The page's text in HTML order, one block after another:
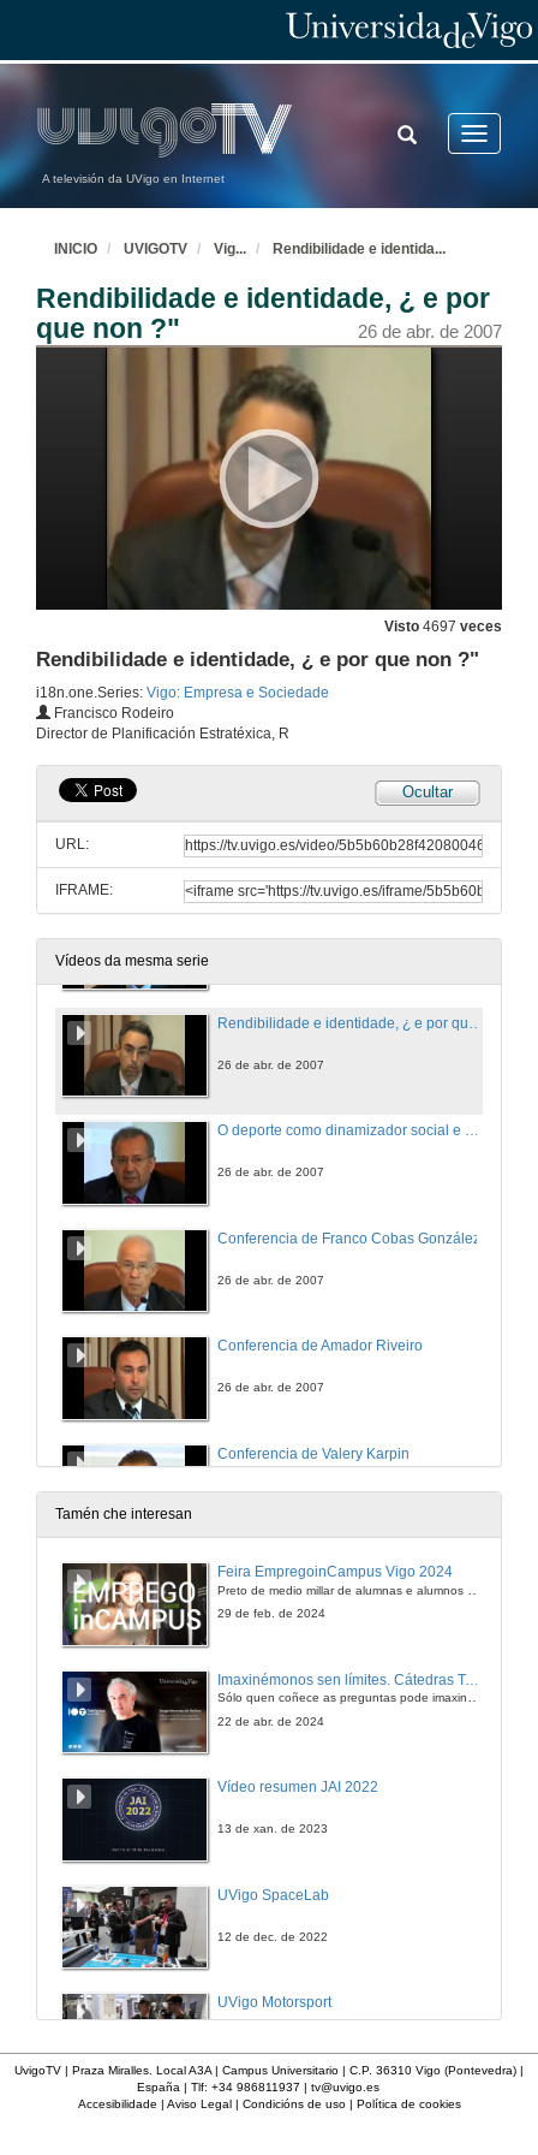
A televisión da UVigo en Internet
Toggle
TOGGLE
SEARCH
INICIO UVIGOTV Vig... Rendibilidade e identida...
Rendibilidade e identidade, ¿ e por
que non ?"
26 de abr. de 2007
Visto 4697 veces
Rendibilidade e identidade, ¿ e por que non ?"
i18n.one.Series: Vigo: Empresa e Sociedade
Francisco Rodeiro
Director de Planificación Estratéxica, R
Ocultar
URL:
IFRAME:
Vídeos da mesma serie
A xestión no Real Club Celta e o seu papel como proxección da imaxe de Vigo
26 de abr. de 2007
O deporte como dinamizador social e económico
26 de abr. de 2007
Conferencia de Franco Cobas González
26 de abr. de 2007
Conferencia de Amador Riveiro
26 de abr. de 2007
Conferencia de Valery Karpin
26 de abr. de 2007
Tamén che interesan
Feira EmpregoinCampus Vigo 2024
29 de feb. de 2024
Imaxinémonos sen límites. Cátedras Telefónica
Sólo quen coñece as preguntas pode imaxinar novas respostas
22 de abr. de 2024
Vídeo resumen JAI 2022
13 de xan. de 2023
UVigo SpaceLab
12 de dec. de 2022
UVigo Motorsport
UVigo Aerotech
UvigoTV | Praza Miralles. Local A3A | Campus Universitario | C.P. 36310 Vigo (Pontevedra) |
España | Tlf: +34 986811937 | tv@uvigo.es
Accesibilidade | Aviso Legal| Condicións de uso| Política de cookies